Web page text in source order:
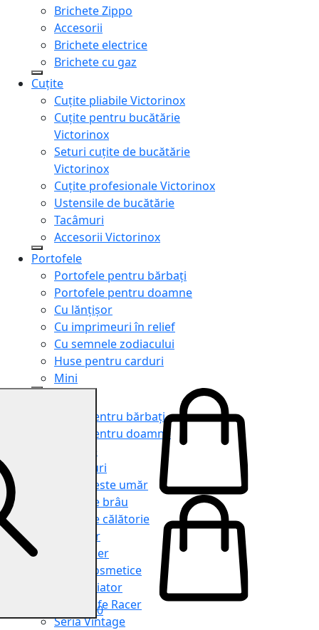
Brichete Zippo
Accesorii
Brichete electrice
Brichete cu gaz
Cuțite
Cuțite pliabile Victorinox
Cuțite pentru bucătărie
Victorinox
Seturi cuțite de bucătărie
Victorinox
Cuțite profesionale Victorinox
Ustensile de bucătărie
Tacâmuri
Accesorii Victorinox
Portofele
Portofele pentru bărbați
Portofele pentru doamne
Cu lănțișor
Cu imprimeuri în relief
Cu semnele zodiacului
Huse pentru carduri
Mini
Genți pentru bărbați
Genți pentru doamne
Serviete
Rucsacuri
Genți peste umăr
Genți de brâu
Genți de călătorie
Shopper
Organiser
Truse cosmetice
Seria Aviator
Seria Cafe Racer
Seria Vintage
0